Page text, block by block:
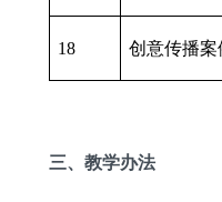
18 创意传播案
三、教学办法